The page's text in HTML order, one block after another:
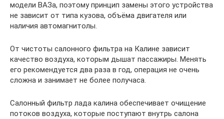
модели ВАЗа, поэтому принцип замены этого устройства
не зависит от типа кузова, объёма двигателя или
наличия автомагнитолы.
От чистоты салонного фильтра на Калине зависит
качество воздуха, которым дышат пассажиры. Менять
его рекомендуется два раза в год, операция не очень
сложна и занимает не более получаса.
Салонный фильтр лада калина обеспечивает очищение
потоков воздуха, которые поступают внутрь салона